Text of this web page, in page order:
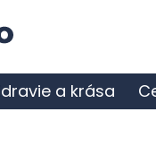
a krása